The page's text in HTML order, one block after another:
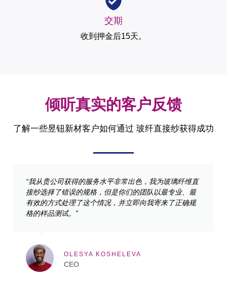
交期
收到押金后15天。
倾听真实的客户反馈
了解一些昱钮新材客户如何通过 玻纤直接纱获得成功
“我从贵公司获得的服务水平非常出色，我为玻璃纤维直
接纱选择了错误的规格，但是你们的团队以最专业、最
有效的方式处理了这个情况，并立即向我寄来了正确规
格的样品测试。”
OLESYA KOSHELEVA
CEO